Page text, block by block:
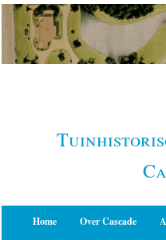
Spring
naar
primaire
Home Over Cascade